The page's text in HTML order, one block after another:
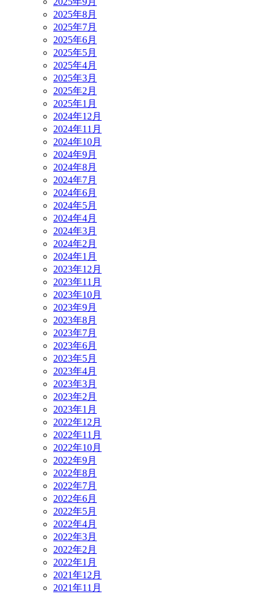
2025年8月
2025年7月
2025年6月
2025年5月
2025年4月
2025年3月
2025年2月
2025年1月
2024年12月
2024年11月
2024年10月
2024年9月
2024年8月
2024年7月
2024年6月
2024年5月
2024年4月
2024年3月
2024年2月
2024年1月
2023年12月
2023年11月
2023年10月
2023年9月
2023年8月
2023年7月
2023年6月
2023年5月
2023年4月
2023年3月
2023年2月
2023年1月
2022年12月
2022年11月
2022年10月
2022年9月
2022年8月
2022年7月
2022年6月
2022年5月
2022年4月
2022年3月
2022年2月
2022年1月
2021年12月
2021年11月